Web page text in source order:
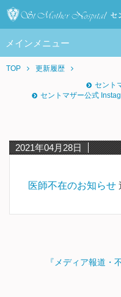
メインメニュー
TOP
更新履歴
セント
セントマザー公式
2021年04月28日
医師不在のお知らせ
『メディア報道・